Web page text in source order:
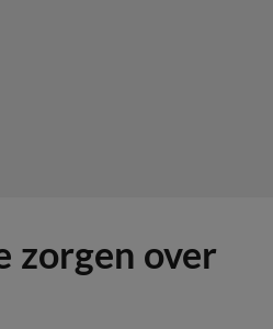
zorgen over